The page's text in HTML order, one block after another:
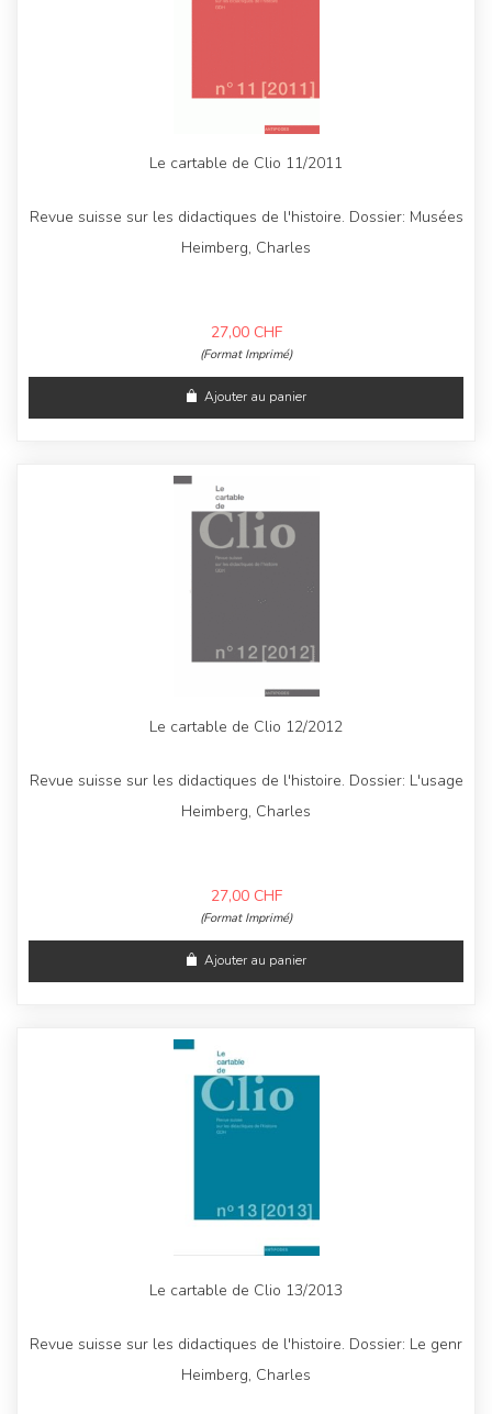
Le cartable de Clio 11/2011
Revue suisse sur les didactiques de l'histoire. Dossier: Musées
Heimberg, Charles
27,00 CHF
(Format Imprimé)
Ajouter au panier
Le cartable de Clio 12/2012
Revue suisse sur les didactiques de l'histoire. Dossier: L'usage
Heimberg, Charles
27,00 CHF
(Format Imprimé)
Ajouter au panier
Le cartable de Clio 13/2013
Revue suisse sur les didactiques de l'histoire. Dossier: Le genr
Heimberg, Charles